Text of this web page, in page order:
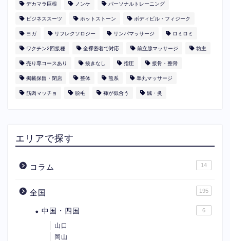
デカマラ巨根 ノンケ パーソナルトレーニング
ビジネススーツ ホットストーン ボディビル・フィジーク
ヨガ リフレクソロジー リンパマッサージ ロミロミ
ワクチン2回接種 全裸密着で対応 前立腺マッサージ 坊主
売り専コースあり 抜きなし 指圧 接骨・整骨
掲載保留・閉店 整体 熊系 睾丸マッサージ
筋肉マッチョ 脱毛 褌が似合う 鍼・灸
エリアで探す
コラム 14
全国 195
中国・四国 6
山口
岡山